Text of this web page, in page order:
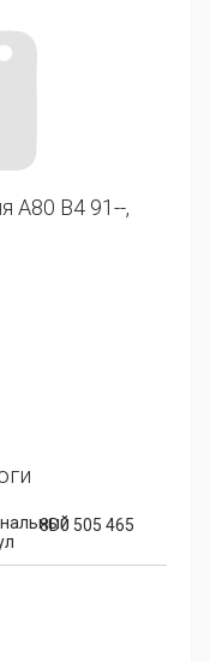
A80 B4 91--,
8D0 505 465